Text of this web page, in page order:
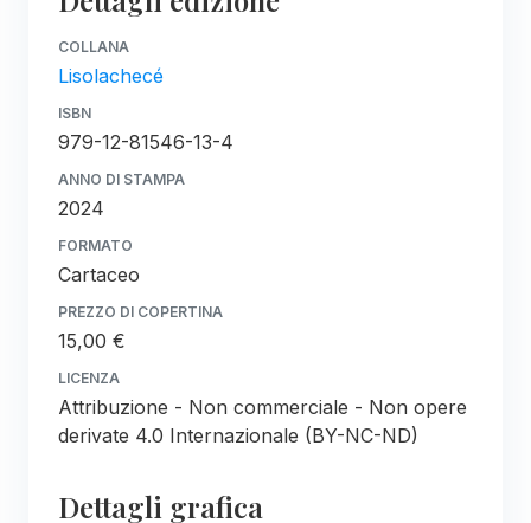
COLLANA
Lisolachecé
ISBN
979-12-81546-13-4
ANNO DI STAMPA
2024
FORMATO
Cartaceo
PREZZO DI COPERTINA
15,00 €
LICENZA
Attribuzione - Non commerciale - Non opere
derivate 4.0 Internazionale (BY-NC-ND)
Dettagli grafica